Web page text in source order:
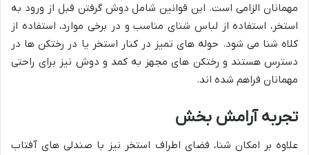
مهمانان الزامی است. این قوانین شامل دوش گرفتن قبل از ورود به
استخر، استفاده از لباس شنای مناسب و در برخی موارد، استفاده از
کلاه شنا می شود. حوله های تمیز در کنار استخر یا در رختکن ها در
دسترس هستند و رختکن های مجهز به کمد و دوش نیز برای راحتی
مهمانان فراهم شده اند.
تجربه آرامش بخش
علاوه بر امکان شنا، فضای اطراف استخر نیز با صندلی های آفتاب